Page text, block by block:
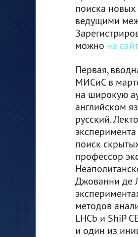
поиска
ведущими
можно на
Первая,
МИСиС в
на широкую
английском
русский.
поиск
профессор
Джованни де
методов
LHCb и ShiP
и один из